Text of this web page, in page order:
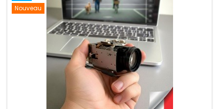
Nouveau